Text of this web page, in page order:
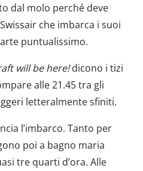
dal molo perché deve
che imbarca i suoi
puntualissimo.
will be here!dicono i tizi
alle 21.45 tra gli
letteralmente sfiniti.
l’imbarco. Tanto per
poi a bagno maria
tre quarti d’ora. Alle